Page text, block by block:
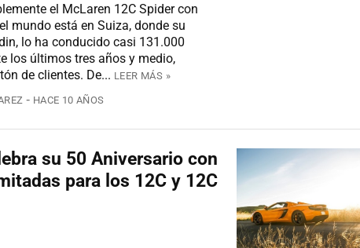
el McLaren 12C Spider con
mundo está en Suiza, donde su
lo ha conducido casi 131.000
los últimos tres años y medio,
de clientes. De... LEER MÁS »
HACE 10 AÑOS
su 50 Aniversario con
para los 12C y 12C